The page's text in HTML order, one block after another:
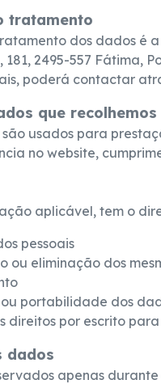
tratamento
dos dados é
181, 2495-557 Fátima,
poderá contactar
que recolhemos
usados para
no website,
aplicável, tem o
pessoais
ou eliminação dos
portabilidade dos
direitos por escrito
dados
apenas